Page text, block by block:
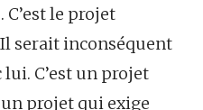
le projet
serait inconséquent
lui. C’est un projet
un projet qui exige